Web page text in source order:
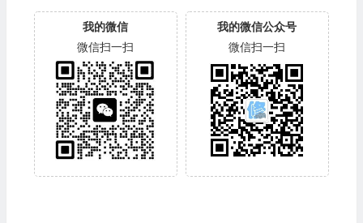
我的微信
微信扫一扫
我的微信公众号
微信扫一扫